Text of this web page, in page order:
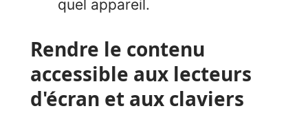
quel appareil.
Rendre le contenu
accessible aux lecteurs
d'écran et aux claviers